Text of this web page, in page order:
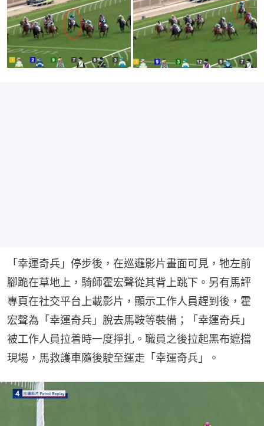
「幸運奇兵」停步後，在巡邏影片畫面可見，牠左前
腳跪在草地上，騎師霍宏聲從其背上跳下。另有馬評
專頁在社交平台上載影片，顯示工作人員趕到後，霍
宏聲為「幸運奇兵」脫去馬鞍等裝備；「幸運奇兵」
被工作人員拉着時一度掙扎。職員之後拉起黑布遮擋
現場，馬救護車隨後駛至運走「幸運奇兵」。